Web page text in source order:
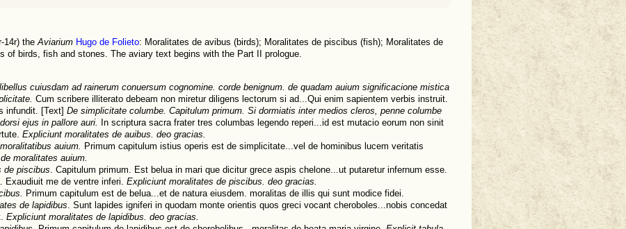
14r) theAviarium Hugo de Folieto: Moralitates de avibus (birds); Moralitates de piscibus (fish); Moralitates de
of birds, fish and stones. The aviary text begins with the Part II prologue.
cuiusdam ad rainerum conuersum cognomine. corde benignum. de quadam auium significacione mistica
Cum scribere illiterato debeam non miretur diligens lectorum si ad...Qui enim sapientem verbis instruit.
infundit. [Text] De simplicitate columbe. Capitulum primum. Si dormiatis inter medios cleros, penne columbe
ejus in pallore auri.
In scriptura sacra frater tres columbas legendo reperi...id est mutacio eorum non sinit
Expliciunt moralitates de auibus. deo gracias.
auium.
Primum capitulum istius operis est de simplicitate...vel de hominibus lucem veritatis
moralitates auium.
de piscibus . Capitulum primum. Est belua in mari que dicitur grece aspis chelone...ut putaretur infernum esse.
Exaudiuit me de ventre inferi. Expliciunt moralitates de piscibus. deo gracias.
Primum capitulum est de belua...et de natura eiusdem. moralitas de illis qui sunt modice fidei.
de lapidibus . Sunt lapides igniferi in quodam monte orientis quos greci vocant cheroboles...nobis concedat
Expliciunt moralitates de lapidibus. deo gracias.